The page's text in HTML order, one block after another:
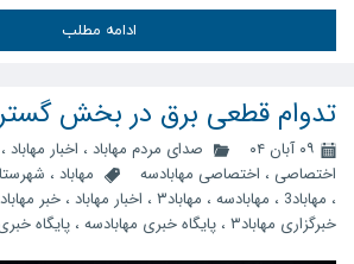
ادامه مطلب
تدوام قطعی برق در بخش
۰۹ آبان ۰۴ صدای مردم مهاباد ، اخبار مهاباد ،
اختصاصی ، اختصاصی مهابادسه مهاباد ،
، مهاباد3 ، مهابادسه ، مهاباد۳ ، اخبار مهاباد ، خبر مهاباد
خبرگزاری مهاباد۳
، پایگاه خبری مهابادسه ، پایگاه